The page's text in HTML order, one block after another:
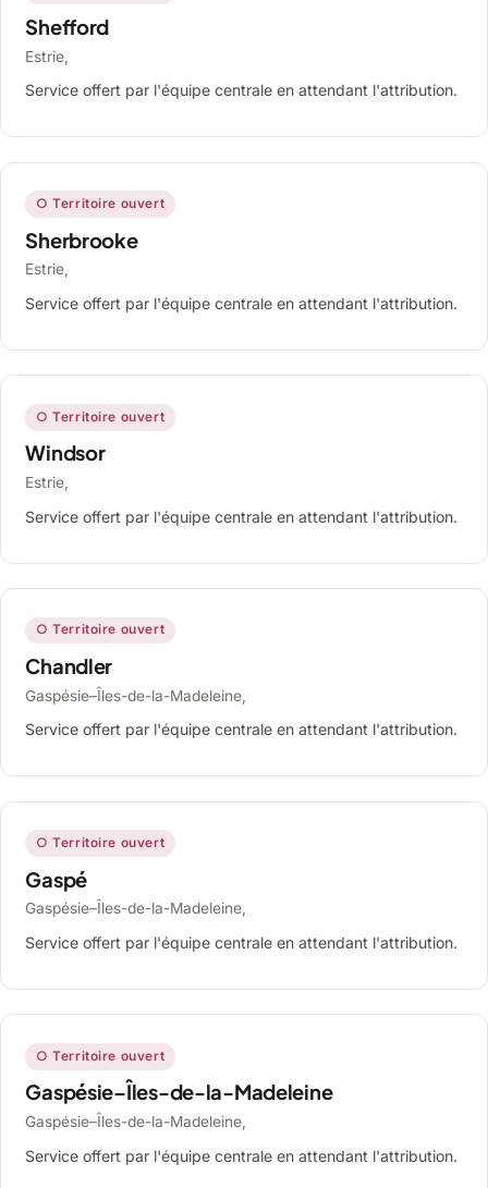
Shefford
Estrie,
Service offert par l'équipe centrale en attendant l'attribution.
○ Territoire ouvert
Sherbrooke
Estrie,
Service offert par l'équipe centrale en attendant l'attribution.
○ Territoire ouvert
Windsor
Estrie,
Service offert par l'équipe centrale en attendant l'attribution.
○ Territoire ouvert
Chandler
Gaspésie–Îles-de-la-Madeleine,
Service offert par l'équipe centrale en attendant l'attribution.
○ Territoire ouvert
Gaspé
Gaspésie–Îles-de-la-Madeleine,
Service offert par l'équipe centrale en attendant l'attribution.
○ Territoire ouvert
Gaspésie–Îles-de-la-Madeleine
Gaspésie–Îles-de-la-Madeleine,
Service offert par l'équipe centrale en attendant l'attribution.